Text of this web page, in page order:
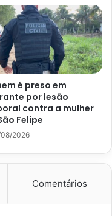
é preso em
por lesão
contra a mulher
Felipe
2026
Comentários